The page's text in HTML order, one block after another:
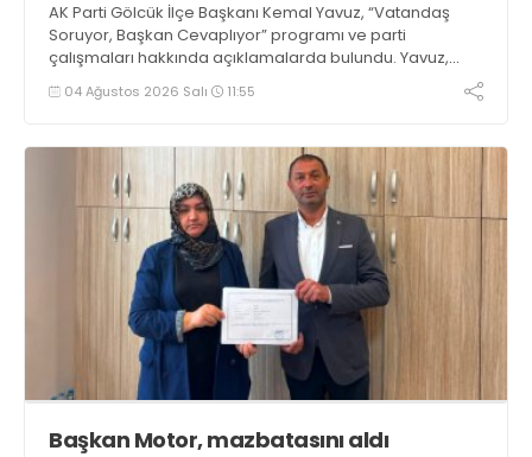
AK Parti Gölcük İlçe Başkanı Kemal Yavuz, “Vatandaş
Soruyor, Başkan Cevaplıyor” programı ve parti
çalışmaları hakkında açıklamalarda bulundu. Yavuz,
“İlçemiz için üretmeye ve hizmet etmeye devam
edeceğiz” dedi
04 Ağustos 2026 Salı 11:55
Başkan Motor, mazbatasını aldı